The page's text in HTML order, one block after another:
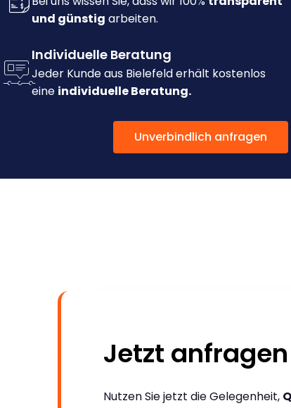
und günstig arbeiten.
Individuelle Beratung
Jeder Kunde aus Bielefeld erhält kostenlos
eine individuelle Beratung.
Unverbindlich anfragen
Jetzt
Nutzen Sie jetzt die Gelegenheit,